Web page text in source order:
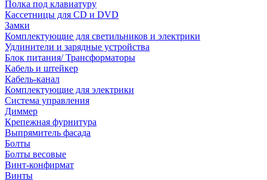
Полка под клавиатуру
Кассетницы для CD и DVD
Замки
Комплектующие для светильников и электрики
Удлинители и зарядные устройства
Блок питания/ Трансформаторы
Кабель и штейкер
Кабель-канал
Комплектующие для электрики
Система управления
Диммер
Крепежная фурнитура
Выпрямитель фасада
Болты
Болты весовые
Винт-конфирмат
Винты